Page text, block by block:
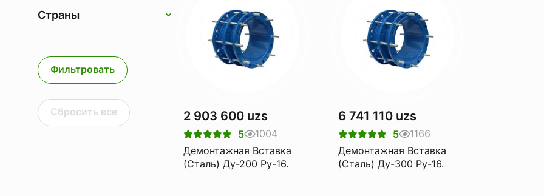
Страны
Фильтровать
Сбросить все 2 903 600 uzs
5
1004
Демонтажная Вставка
(Сталь) Ду-200 Pу-16.
6 741 110 uzs
5
1166
Демонтажная Вставка
(Сталь) Ду-300 Pу-16.